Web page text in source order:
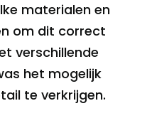
materialen en
om dit correct
verschillende
het mogelijk
te verkrijgen.